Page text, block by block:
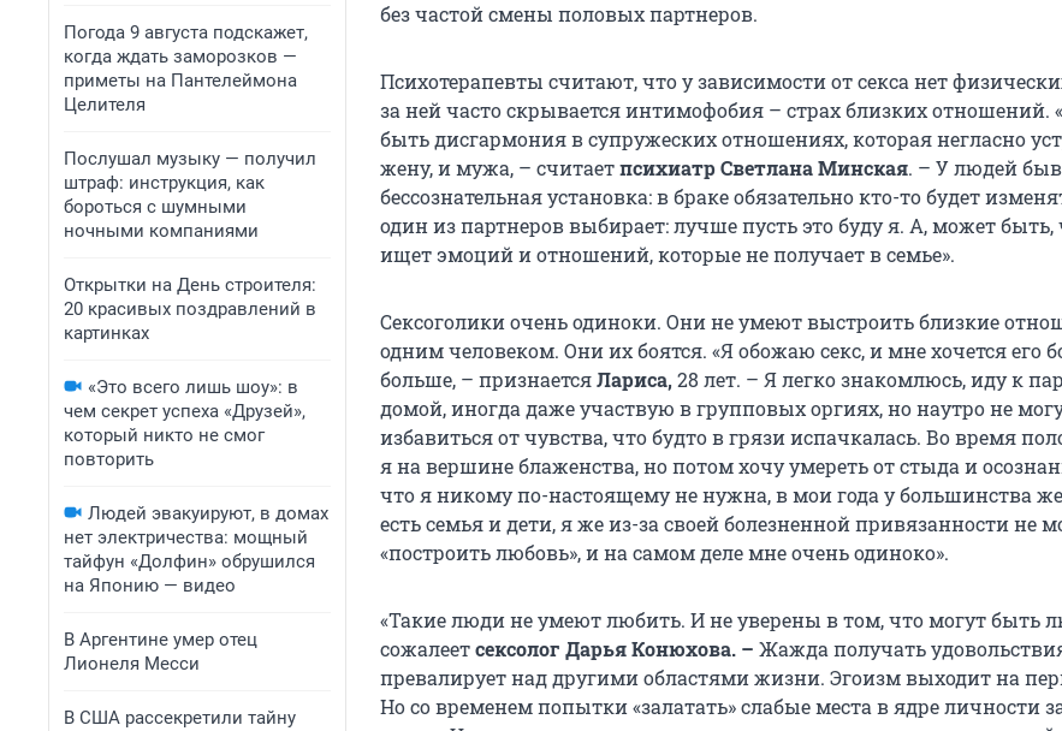
Погода 9 августа подскажет,
когда ждать заморозков —
приметы на Пантелеймона
Целителя
Послушал музыку — получил
штраф: инструкция, как
бороться с шумными
ночными компаниями
Открытки на День строителя:
20 красивых поздравлений в
картинках
«Это всего лишь шоу»: в
чем секрет успеха «Друзей»,
который никто не смог
повторить
Людей эвакуируют, в домах
нет электричества: мощный
тайфун «Долфин» обрушился
на Японию — видео
В Аргентине умер отец
Лионеля Месси
В США рассекретили тайну
без частой смены половых партнеров.
Психотерапевты считают, что у зависимости от секса нет
за ней часто скрывается интимофобия – страх близких отношений.
быть дисгармония в супружеских отношениях, которая негласно
жену, и мужа, – считаетпсихиатр Светлана Минская. – У людей
бессознательная установка: в браке обязательно кто-то будет
один из партнеров выбирает: лучше пусть это буду я. А, может быть,
ищет эмоций и отношений, которые не получает в семье».
Сексоголики очень одиноки. Они не умеют выстроить близкие
одним человеком. Они их боятся. «Я обожаю секс, и мне хочется его
больше, – признаетсяЛариса,28 лет. – Я легко знакомлюсь, иду к
домой, иногда даже участвую в групповых оргиях, но наутро не
избавиться от чувства, что будто в грязи испачкалась. Во время
я на вершине блаженства, но потом хочу умереть от стыда и
что я никому по-настоящему не нужна, в мои года у большинства
есть семья и дети, я же из-за своей болезненной привязанности не
«построить любовь», и на самом деле мне очень одиноко».
«Такие люди не умеют любить. И не уверены в том, что могут быть
сожалеетсексолог Дарья Конюхова. – Жажда получать
превалирует над другими областями жизни. Эгоизм выходит на
Но со временем попытки «залатать» слабые места в ядре личности